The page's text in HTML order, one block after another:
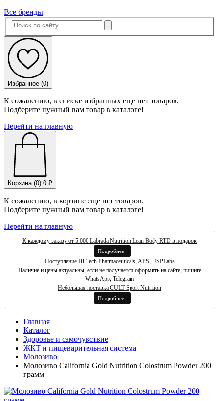
Все бренды
Избранное (0)
К сожалению, в списке избранных еще нет товаров.
Подберите нужный вам товар в каталоге!
Перейти на главную
Корзина (0) 0 ₽
К сожалению, в корзине еще нет товаров.
Подберите нужный вам товар в каталоге!
Перейти на главную
К каждому заказу от 5.000 Labrada Nutrition Lean Body RTD в подарок
Подробнее
Поступление Hi-Tech Pharmaceuticals, APS, USPLabs
Наличие и цены актуальны, если не получается оформить на сайте, пишите
WhatsApp, Telegram
Небольшая поставка CULT Sport Nutrition
Подробнее
Главная
Каталог
Здоровье и самочувствие
ЖКТ и пищеварительная система
Молозиво
Молозиво California Gold Nutrition Colostrum Powder 200
грамм